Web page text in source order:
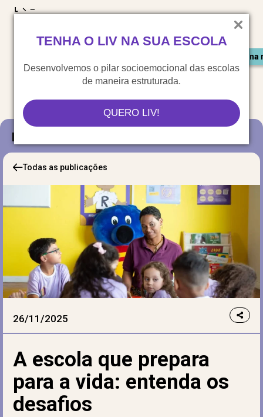
TENHA O LIV NA SUA ESCOLA
Desenvolvemos o pilar socioemocional das escolas
de maneira estruturada.
QUERO LIV!
Saiu
Blog
Todas as publicações
26/11/2025
A escola que prepara
para a vida: entenda os
desafios